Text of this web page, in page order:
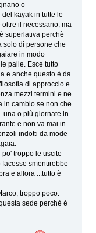
o
kayak in tutte le
oltre il necessario, ma
superlativa perchè
solo di persone che
in modo
palle. Esce tutto
e anche questo è da
di approccio e
mezzi termini e ne
in cambio se non che
una o più giornate in
e non va mai in
indotti da mode
troppo le uscite
smentirebbe
e allora ...tutto è
troppo poco.
sede perchè è